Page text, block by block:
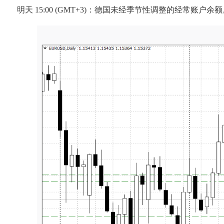
明天 15:00 (GMT+3)：德国未经季节性调整的经常账户余额